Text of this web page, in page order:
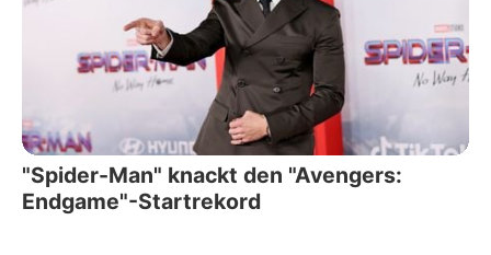
"Spider-Man" knackt den "Avengers:
Endgame"-Startrekord